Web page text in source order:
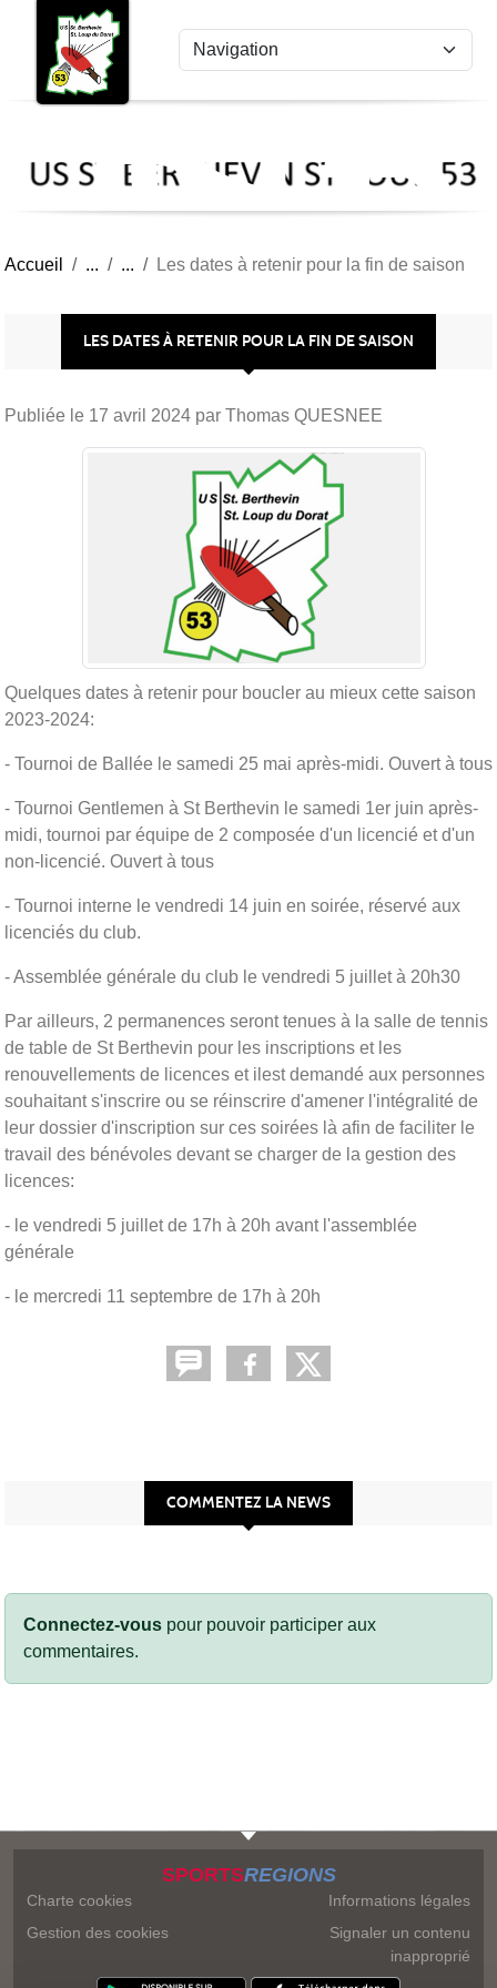
US
St
53
Accueil Les dates à retenir pour la fin de saison
LES DATES À RETENIR POUR LA FIN DE SAISON
Publiée le 17 avril 2024 par Thomas QUESNEE
Quelques dates à retenir pour boucler au mieux cette saison
2023-2024:
- Tournoi de Ballée le samedi 25 mai après-midi. Ouvert à tous
- Tournoi Gentlemen à St Berthevin le samedi 1er juin après-
midi, tournoi par équipe de 2 composée d'un licencié et d'un
non-licencié. Ouvert à tous
- Tournoi interne le vendredi 14 juin en soirée, réservé aux
licenciés du club.
- Assemblée générale du club le vendredi 5 juillet à 20h30
Par ailleurs, 2 permanences seront tenues à la salle de tennis
de table de St Berthevin pour les inscriptions et les
renouvellements de licences et ilest demandé aux personnes
souhaitant s'inscrire ou se réinscrire d'amener l'intégralité de
leur dossier d'inscription sur ces soirées là afin de faciliter le
travail des bénévoles devant se charger de la gestion des
licences:
- le vendredi 5 juillet de 17h à 20h avant l'assemblée
générale
- le mercredi 11 septembre de 17h à 20h
COMMENTEZ LA NEWS
Connectez-vous pour pouvoir participer aux
commentaires.
SPORTSREGIONS
Charte cookies
Gestion des cookies
Informations légales
Signaler un contenu
inapproprié
Panneau de gestion des cookies